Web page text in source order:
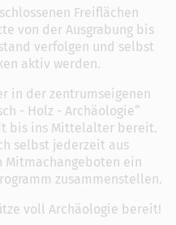
Freiflächen
von der Ausgrabung bis
verfolgen und selbst
aktiv werden.
in der zentrumseigenen
- Holz - Archäologie“
bis ins Mittelalter bereit.
selbst jederzeit aus
Mitmachangeboten ein
zusammenstellen.
voll Archäologie bereit!